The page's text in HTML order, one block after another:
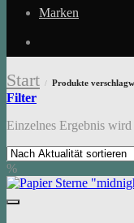
Marken
Start / Produkte
Filter
Einzelnes Ergebnis wird
%